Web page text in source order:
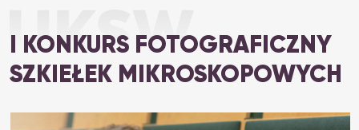
I KONKURS FOTOGRAFICZNY
SZKIEŁEK MIKROSKOPOWYCH